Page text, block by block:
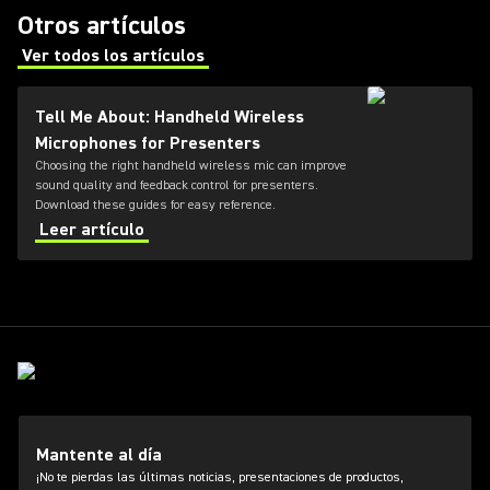
Otros artículos
Ver todos los artículos
(Opens in a new tab)
Tell Me About: Handheld Wireless
Microphones for Presenters
Choosing the right handheld wireless mic can improve
sound quality and feedback control for presenters.
Download these guides for easy reference.
Leer artículo
Mantente al día
¡No te pierdas las últimas noticias, presentaciones de productos,